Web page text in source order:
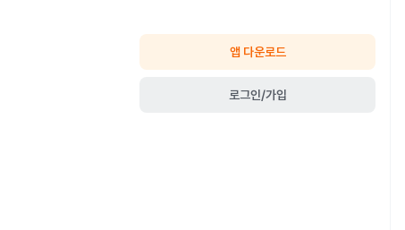
앱 다운로드
로그인/가입